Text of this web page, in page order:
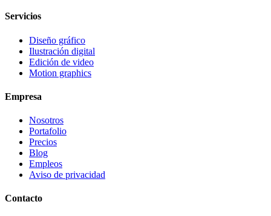
Servicios
Diseño gráfico
Ilustración digital
Edición de video
Motion graphics
Empresa
Nosotros
Portafolio
Precios
Blog
Empleos
Aviso de privacidad
Contacto